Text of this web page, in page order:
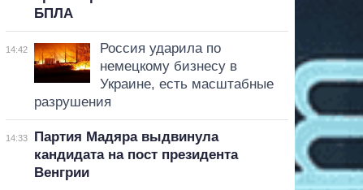
БПЛА
14:42
Россия ударила по
немецкому бизнесу в
Украине, есть масштабные
разрушения
14:33
Партия Мадяра выдвинула
кандидата на пост президента
Венгрии